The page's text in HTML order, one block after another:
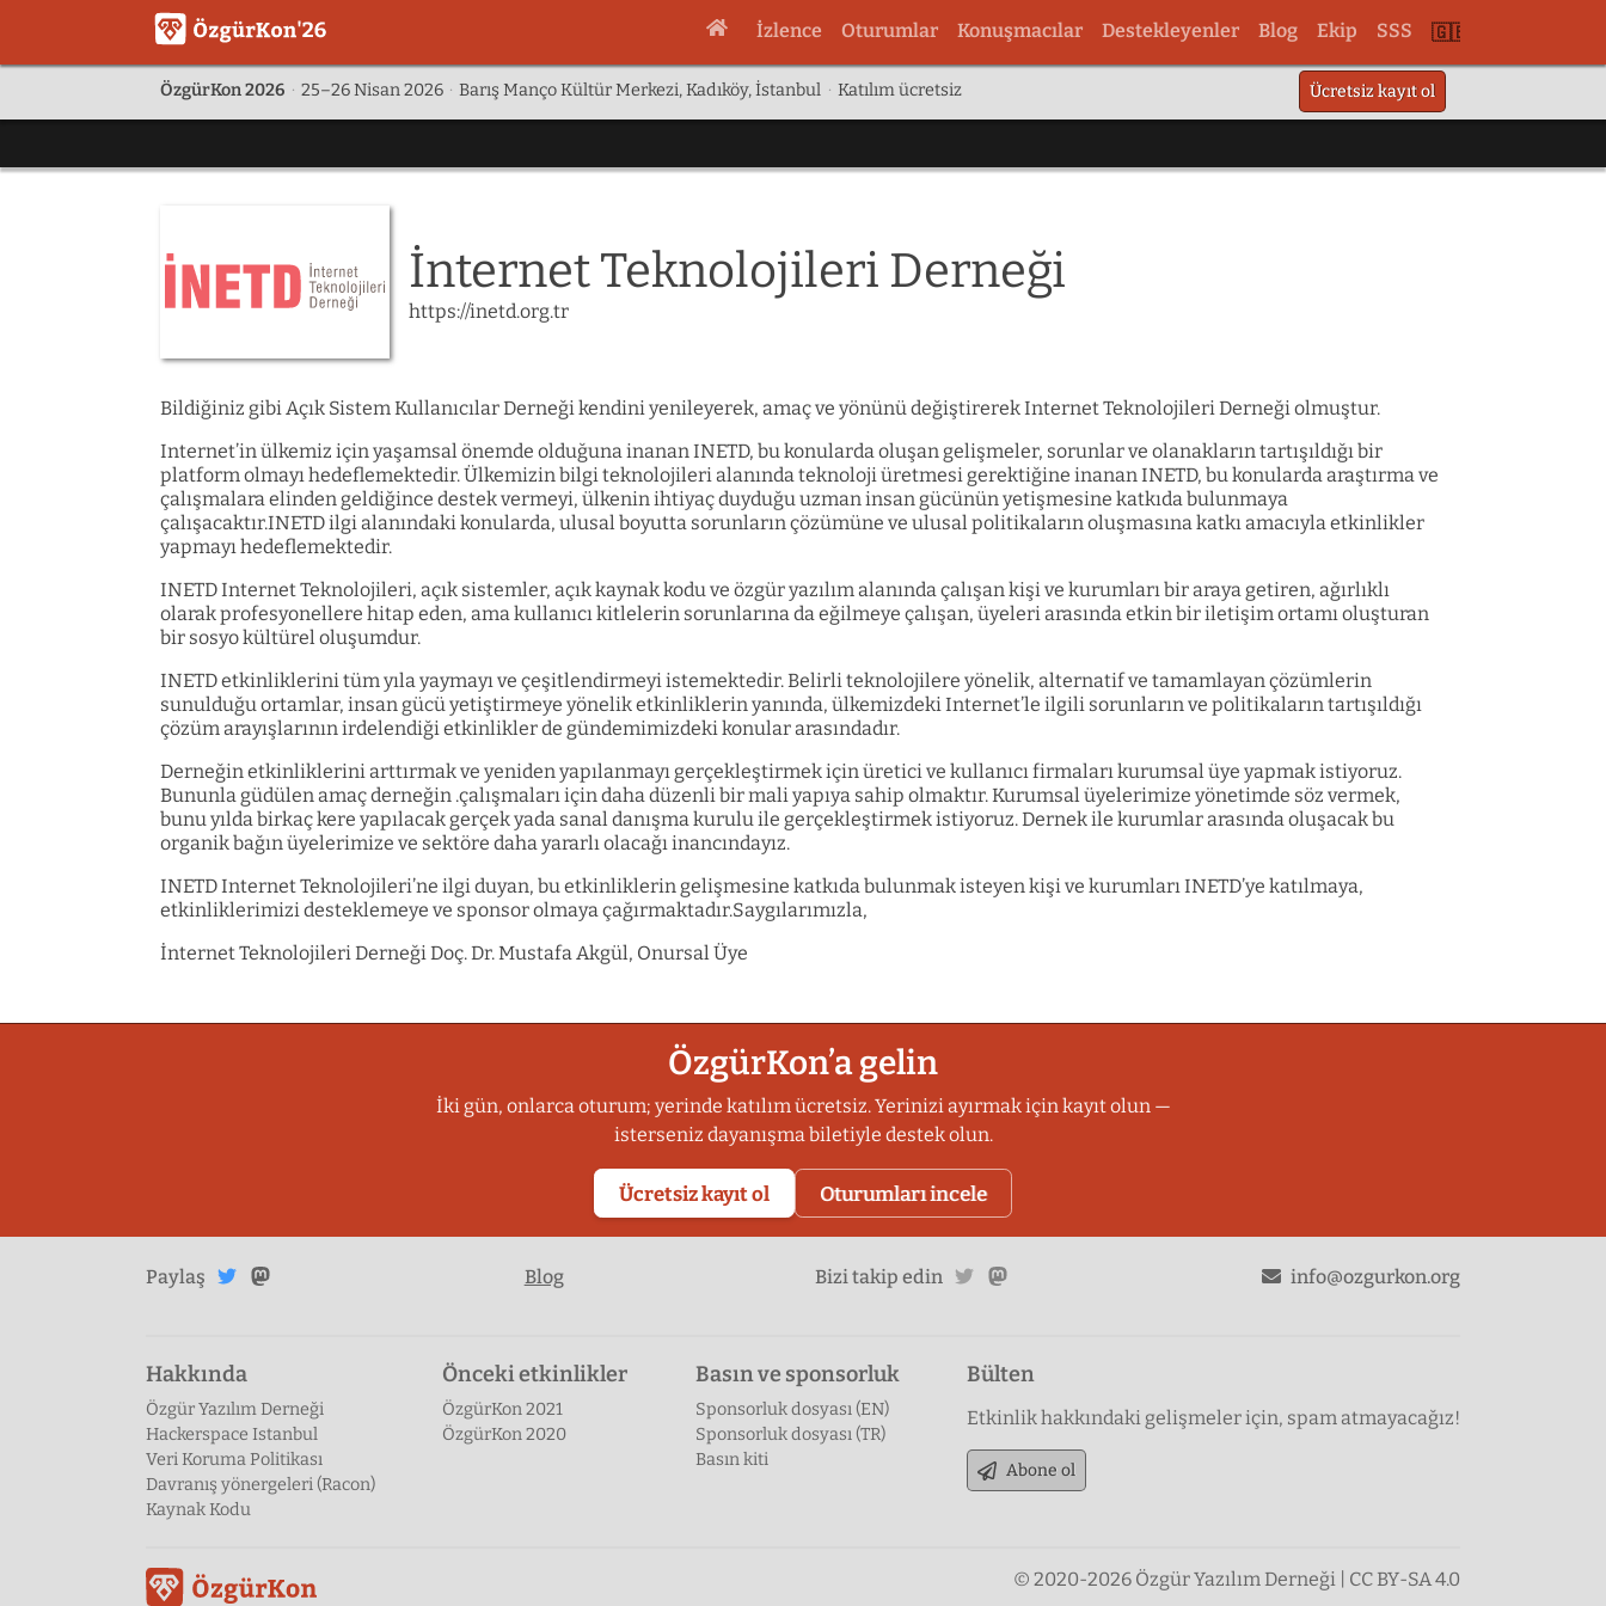
İzlence Oturumlar Konuşmacılar Destekleyenler Blog Ekip
SSS
Şu
dile
ÖzgürKon 2026 · 25–26 Nisan 2026 · Barış Manço Kültür Merkezi, Kadıköy, İstanbul · Katılım ücretsiz Ücretsiz kayıt ol
İnternet Teknolojileri Derneği
https://inetd.org.tr
Bildiğiniz gibi Açık Sistem Kullanıcılar Derneği kendini yenileyerek, amaç ve yönünü değiştirerek Internet Teknolojileri Derneği olmuştur.
Internet’in ülkemiz için yaşamsal önemde olduğuna inanan INETD, bu konularda oluşan gelişmeler, sorunlar ve olanakların tartışıldığı bir
platform olmayı hedeflemektedir. Ülkemizin bilgi teknolojileri alanında teknoloji üretmesi gerektiğine inanan INETD, bu konularda araştırma ve
çalışmalara elinden geldiğince destek vermeyi, ülkenin ihtiyaç duyduğu uzman insan gücünün yetişmesine katkıda bulunmaya
çalışacaktır.INETD ilgi alanındaki konularda, ulusal boyutta sorunların çözümüne ve ulusal politikaların oluşmasına katkı amacıyla etkinlikler
yapmayı hedeflemektedir.
INETD Internet Teknolojileri, açık sistemler, açık kaynak kodu ve özgür yazılım alanında çalışan kişi ve kurumları bir araya getiren, ağırlıklı
olarak profesyonellere hitap eden, ama kullanıcı kitlelerin sorunlarına da eğilmeye çalışan, üyeleri arasında etkin bir iletişim ortamı oluşturan
bir sosyo kültürel oluşumdur.
INETD etkinliklerini tüm yıla yaymayı ve çeşitlendirmeyi istemektedir. Belirli teknolojilere yönelik, alternatif ve tamamlayan çözümlerin
sunulduğu ortamlar, insan gücü yetiştirmeye yönelik etkinliklerin yanında, ülkemizdeki Internet’le ilgili sorunların ve politikaların tartışıldığı
çözüm arayışlarının irdelendiği etkinlikler de gündemimizdeki konular arasındadır.
Derneğin etkinliklerini arttırmak ve yeniden yapılanmayı gerçekleştirmek için üretici ve kullanıcı firmaları kurumsal üye yapmak istiyoruz.
Bununla güdülen amaç derneğin .çalışmaları için daha düzenli bir mali yapıya sahip olmaktır. Kurumsal üyelerimize yönetimde söz vermek,
bunu yılda birkaç kere yapılacak gerçek yada sanal danışma kurulu ile gerçekleştirmek istiyoruz. Dernek ile kurumlar arasında oluşacak bu
organik bağın üyelerimize ve sektöre daha yararlı olacağı inancındayız.
INETD Internet Teknolojileri’ne ilgi duyan, bu etkinliklerin gelişmesine katkıda bulunmak isteyen kişi ve kurumları INETD’ye katılmaya,
etkinliklerimizi desteklemeye ve sponsor olmaya çağırmaktadır.Saygılarımızla,
İnternet Teknolojileri Derneği Doç. Dr. Mustafa Akgül, Onursal Üye
ÖzgürKon’a gelin
İki gün, onlarca oturum; yerinde katılım ücretsiz. Yerinizi ayırmak için kayıt olun —
isterseniz dayanışma biletiyle destek olun.
Ücretsiz kayıt ol Oturumları incele
Paylaş
Twitter'da
paylaş
Blog Bizi takip edin twitter info@ozgurkon.org
Hakkında
Özgür Yazılım Derneği
Hackerspace Istanbul
Veri Koruma Politikası
Davranış yönergeleri (Racon)
Kaynak Kodu
Önceki etkinlikler
ÖzgürKon 2021
ÖzgürKon 2020
Basın ve sponsorluk
Sponsorluk dosyası (EN)
Sponsorluk dosyası (TR)
Basın kiti
Bülten
Etkinlik hakkındaki gelişmeler için, spam atmayacağız!
Abone ol
© 2020-2026 Özgür Yazılım Derneği | CC BY-SA 4.0